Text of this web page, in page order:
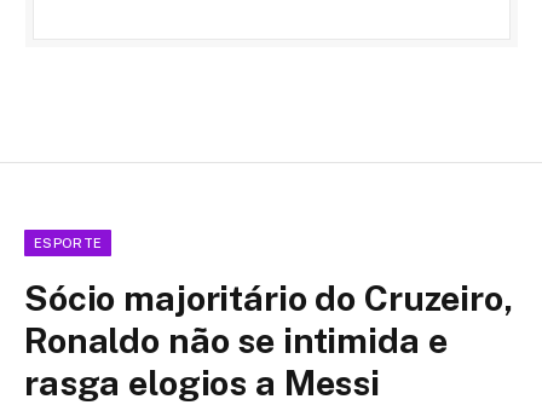
ESPORTE
Sócio majoritário do Cruzeiro,
Ronaldo não se intimida e
rasga elogios a Messi